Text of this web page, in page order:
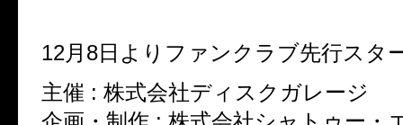
12月8日よりファンクラブ先行スタ
主催 : 株式会社ディスクガレージ